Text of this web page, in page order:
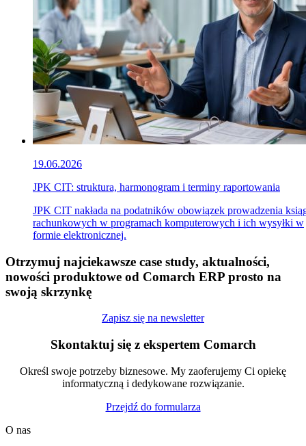
19.06.2026
JPK CIT: struktura, harmonogram i terminy raportowania
JPK CIT nakłada na podatników obowiązek prowadzenia
rachunkowych w programach komputerowych i ich wysyłki w
formie elektronicznej.
Otrzymuj najciekawsze case study, aktualności,
nowości produktowe od Comarch ERP prosto na
swoją skrzynkę
Zapisz się na newsletter
Skontaktuj się z ekspertem Comarch
Określ swoje potrzeby biznesowe. My zaoferujemy Ci opiekę
informatyczną i dedykowane rozwiązanie.
Przejdź do formularza
O nas